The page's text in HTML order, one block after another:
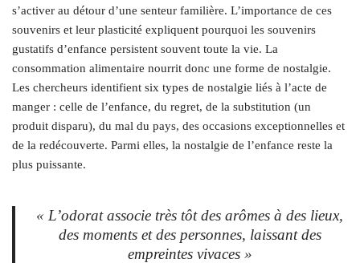
s’activer au détour d’une senteur familière. L’importance de ces
souvenirs et leur plasticité expliquent pourquoi les souvenirs
gustatifs d’enfance persistent souvent toute la vie. La
consommation alimentaire nourrit donc une forme de nostalgie.
Les chercheurs identifient six types de nostalgie liés à l’acte de
manger : celle de l’enfance, du regret, de la substitution (un
produit disparu), du mal du pays, des occasions exceptionnelles et
de la redécouverte. Parmi elles, la nostalgie de l’enfance reste la
plus puissante.
« L’odorat associe très tôt des arômes à des lieux,
des moments et des personnes, laissant des
empreintes vivaces »